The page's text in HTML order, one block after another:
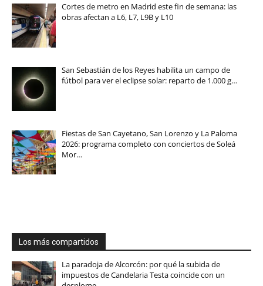
Cortes de metro en Madrid este fin de semana: las
obras afectan a L6, L7, L9B y L10
San Sebastián de los Reyes habilita un campo de
fútbol para ver el eclipse solar: reparto de 1.000 g…
Fiestas de San Cayetano, San Lorenzo y La Paloma
2026: programa completo con conciertos de Soleá
Mor…
Los más compartidos
La paradoja de Alcorcón: por qué la subida de
impuestos de Candelaria Testa coincide con un